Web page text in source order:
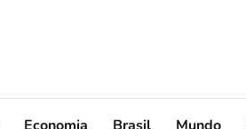
Economia Brasil Mundo